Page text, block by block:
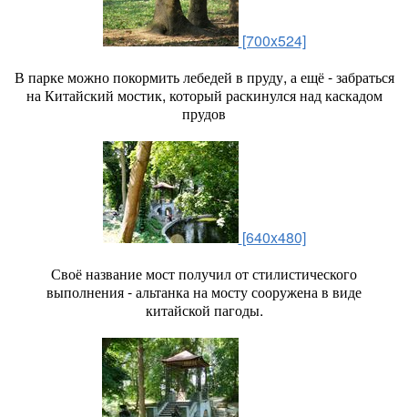
[700x524]
В парке можно покормить лебедей в пруду, а ещё - забраться
на Китайский мостик, который раскинулся над каскадом
прудов
[640x480]
Своё название мост получил от стилистического
выполнения - альтанка на мосту сооружена в виде
китайской пагоды.